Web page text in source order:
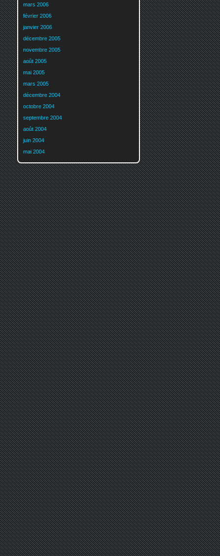
mars 2006
février 2006
janvier 2006
décembre 2005
novembre 2005
août 2005
mai 2005
mars 2005
décembre 2004
octobre 2004
septembre 2004
août 2004
juin 2004
mai 2004